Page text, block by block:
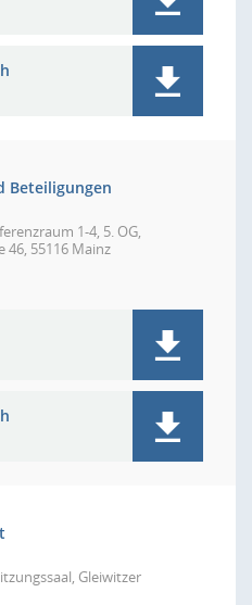
Beteiligungen
1-4, 5. OG,
46, 55116 Mainz
Gleiwitzer